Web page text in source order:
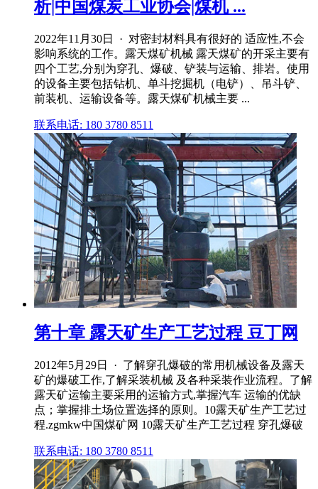
析|中国煤炭工业协会|煤机 ...
2022年11月30日 · 对密封材料具有很好的 适应性,不会
影响系统的工作。露天煤矿机械 露天煤矿的开采主要有
四个工艺,分别为穿孔、爆破、铲装与运输、排岩。使用
的设备主要包括钻机、单斗挖掘机（电铲）、吊斗铲、
前装机、运输设备等。露天煤矿机械主要 ...
联系电话: 180 3780 8511
第十章 露天矿生产工艺过程 豆丁网
2012年5月29日 · 了解穿孔爆破的常用机械设备及露天
矿的爆破工作,了解采装机械 及各种采装作业流程。了解
露天矿运输主要采用的运输方式,掌握汽车 运输的优缺
点；掌握排土场位置选择的原则。10露天矿生产工艺过
程.zgmkw中国煤矿网 10露天矿生产工艺过程 穿孔爆破
联系电话: 180 3780 8511